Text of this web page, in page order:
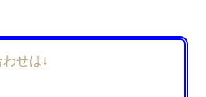
せは↓